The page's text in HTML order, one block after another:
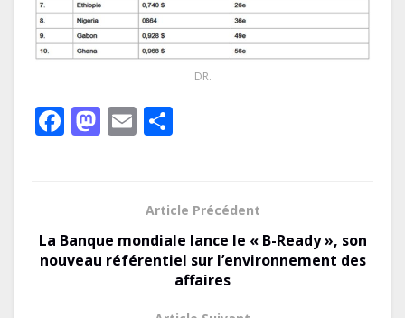
DR.
F
o
o
M
o
n
E
g
er
Article Précédent
La Banque mondiale lance le « B-Ready », son
nouveau référentiel sur l’environnement des
affaires